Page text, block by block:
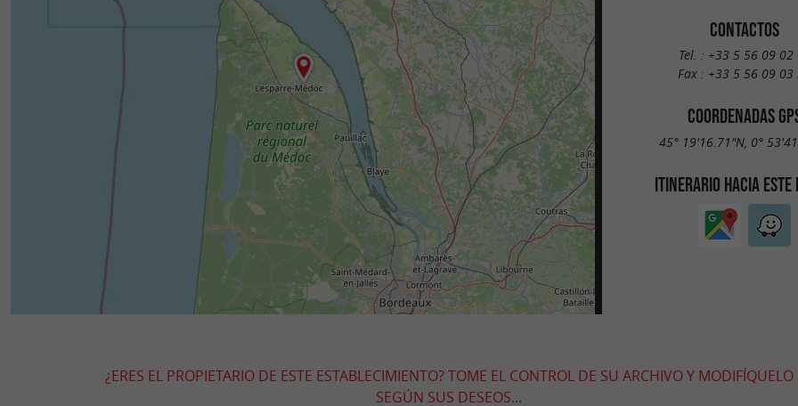
CONTACTOS
Tel. : +33 5 56 09 02
Fax : +33 5 56 09 03
COORDENADAS
45° 19'16.71"N, 0°
ITINERARIO HACIA ESTE
¿ERES EL PROPIETARIO DE ESTE ESTABLECIMIENTO? TOME EL CONTROL DE SU ARCHIVO Y MODIFÍQUELO
SEGÚN SUS DESEOS...